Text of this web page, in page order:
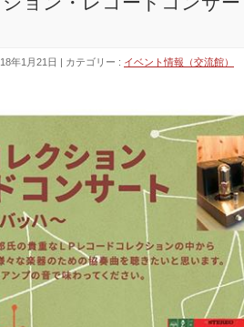
年1月21日 カテゴリー : イベント情報（交流館）